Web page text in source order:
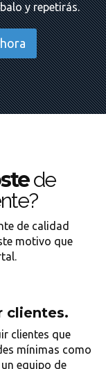
y repetirás.
de
de calidad
motivo que
clientes.
clientes que
mínimas como
equipo de